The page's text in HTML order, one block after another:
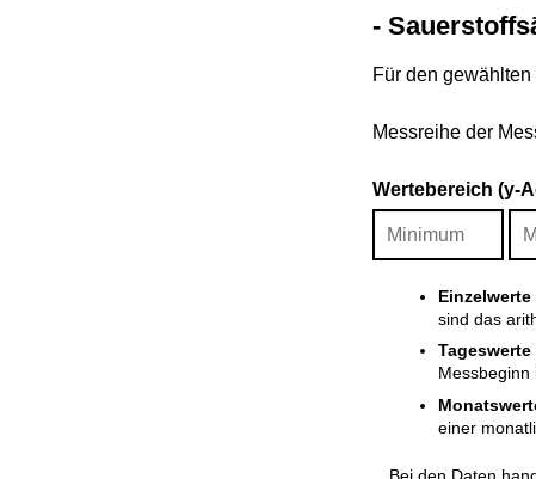
-
Für den
Messreihe der
Wertebereich (y-
Einzelwerte
sind das
Tageswerte
Messbeginn
einer
Bei den Daten